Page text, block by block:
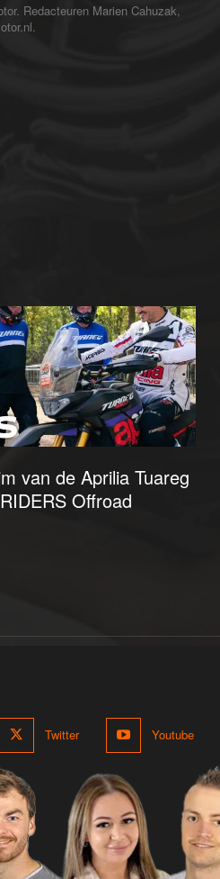
Redacteuren Marien Cahuzak,
van de Aprilia Tuareg
Offroad
Twitter Youtube